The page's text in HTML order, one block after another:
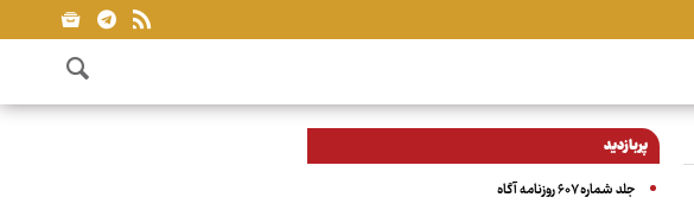
پربازدید
جلد شماره ۶۰۷ روزنامه آگاه